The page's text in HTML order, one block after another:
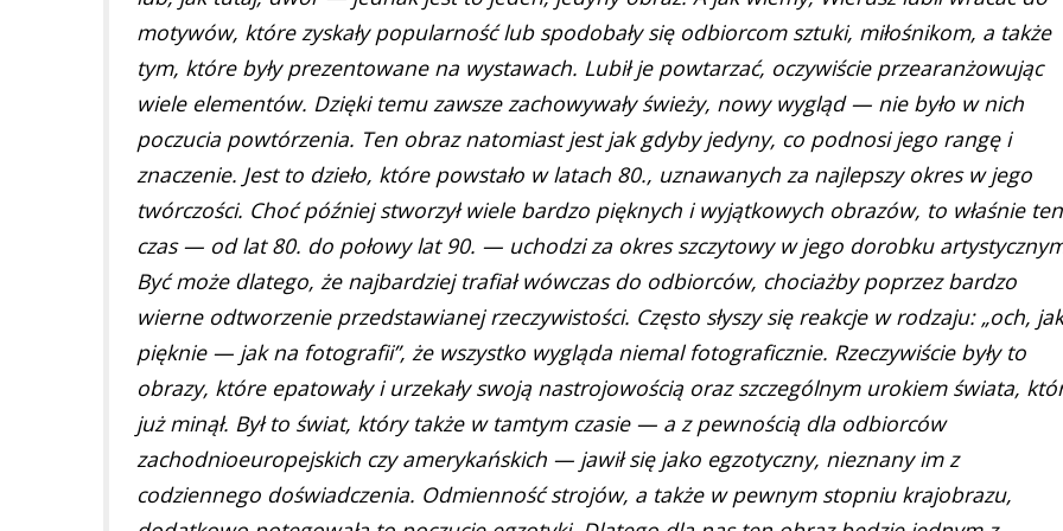
motywów, które zyskały popularność lub spodobały się odbiorcom sztuki, miłośnikom, a także
tym, które były prezentowane na wystawach. Lubił je powtarzać, oczywiście przearanżowując
wiele elementów. Dzięki temu zawsze zachowywały świeży, nowy wygląd — nie było w nich
poczucia powtórzenia. Ten obraz natomiast jest jak gdyby jedyny, co podnosi jego rangę i
znaczenie. Jest to dzieło, które powstało w latach 80., uznawanych za najlepszy okres w jego
twórczości. Choć później stworzył wiele bardzo pięknych i wyjątkowych obrazów, to właśnie ten
czas — od lat 80. do połowy lat 90. — uchodzi za okres szczytowy w jego dorobku
Być może dlatego, że najbardziej trafiał wówczas do odbiorców, chociażby poprzez bardzo
wierne odtworzenie przedstawianej rzeczywistości. Często słyszy się reakcje w rodzaju: „och, jak
pięknie — jak na fotografii”, że wszystko wygląda niemal fotograficznie. Rzeczywiście były to
obrazy, które epatowały i urzekały swoją nastrojowością oraz szczególnym urokiem świata,
już minął. Był to świat, który także w tamtym czasie — a z pewnością dla odbiorców
zachodnioeuropejskich czy amerykańskich — jawił się jako egzotyczny, nieznany im z
codziennego doświadczenia. Odmienność strojów, a także w pewnym stopniu krajobrazu,